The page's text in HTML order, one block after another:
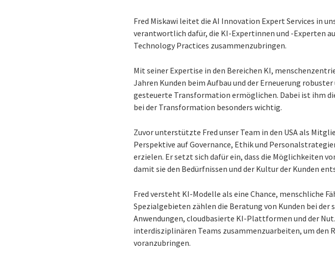
Fred Miskawi leitet die AI Innovation Expert Services in
verantwortlich dafür, die KI-Expertinnen und -Experten
Technology Practices zusammenzubringen.
Mit seiner Expertise in den Bereichen KI,
Jahren Kunden beim Aufbau und der Erneuerung
gesteuerte Transformation ermöglichen. Dabei ist ihm
bei der Transformation besonders wichtig.
Zuvor unterstützte Fred unser Team in den USA als
Perspektive auf Governance, Ethik und
erzielen. Er setzt sich dafür ein, dass die Möglichkeiten
damit sie den Bedürfnissen und der Kultur der Kunden
Fred versteht KI-Modelle als eine Chance, menschliche
Spezialgebieten zählen die Beratung von Kunden bei
Anwendungen, cloudbasierte KI-Plattformen und der
interdisziplinären Teams zusammenzuarbeiten, um den
voranzubringen.